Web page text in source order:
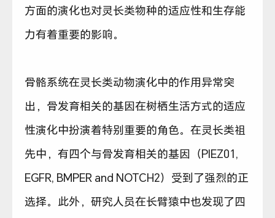
方面的演化也对灵长类物种的适应性和生存能
力有着重要的影响。
骨骼系统在灵长类动物演化中的作用异常突
出，骨发育相关的基因在树栖生活方式的适应
性演化中扮演着特别重要的角色。在灵长类祖
先中，有四个与骨发育相关的基因（PIEZ01,
EGFR, BMPER and NOTCH2）受到了强烈的正
选择。此外，研究人员在长臂猿中也发现了四